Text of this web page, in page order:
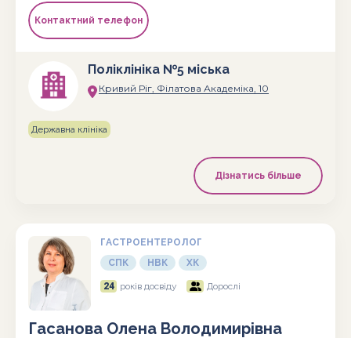
Контактний телефон
Поліклініка №5 міська
Кривий Ріг, Філатова Академіка, 10
Державна клініка
Дізнатись більше
ГАСТРОЕНТЕРОЛОГ
СПК
НВК ХК
24 років досвіду Дорослі
Гасанова Олена Володимирівна